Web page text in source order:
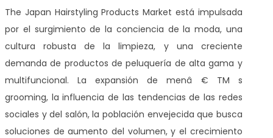
The Japan Hairstyling Products Market está impulsada
por el surgimiento de la conciencia de la moda, una
cultura robusta de la limpieza, y una creciente
demanda de productos de peluquería de alta gama y
multifuncional. La expansión de menâ € TM s
grooming, la influencia de las tendencias de las redes
sociales y del salón, la población envejecida que busca
soluciones de aumento del volumen, y el crecimiento